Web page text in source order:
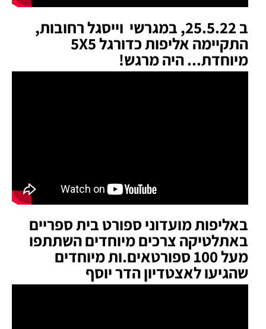
ב 25.5.22, במגרשי וייסגל רחובות,
התקיימה אליפות כדורגל 5X5
מיוחדת... היה מרגש!
באליפות מועדוני ספורט בית ספריים
באתלטיקה צרכים מיוחדים השתתפו
מעל 100 ספורטאים.ות מיוחדים
שהגיעו לאצטדיון הדר יוסף